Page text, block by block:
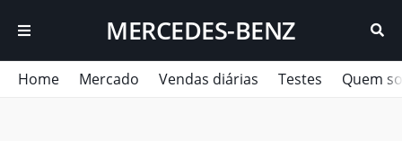
MERCEDES-BENZ
Home Mercado Vendas diárias Testes Quem